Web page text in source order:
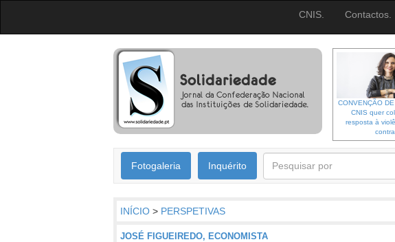
CNIS. Contactos.
CONVENÇÃO
CNIS quer
resposta à
Fotogaleria Inquérito
INÍCIO > PERSPETIVAS
JOSÉ FIGUEIREDO, ECONOMISTA